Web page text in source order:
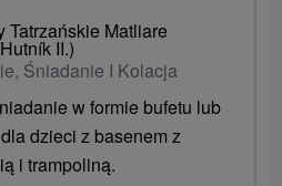
Tatrzańskie Matliare
II.)
Śniadanie I Kolacja
w formie bufetu lub
dzieci z basenem z
i trampoliną.